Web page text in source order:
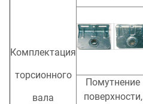
Комплектация
торсионного
вала
Помутнение
поверхности,